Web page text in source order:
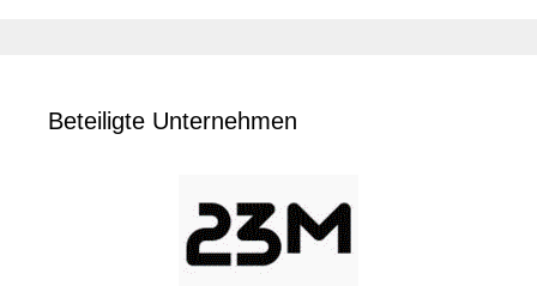
Beteiligte Unternehmen